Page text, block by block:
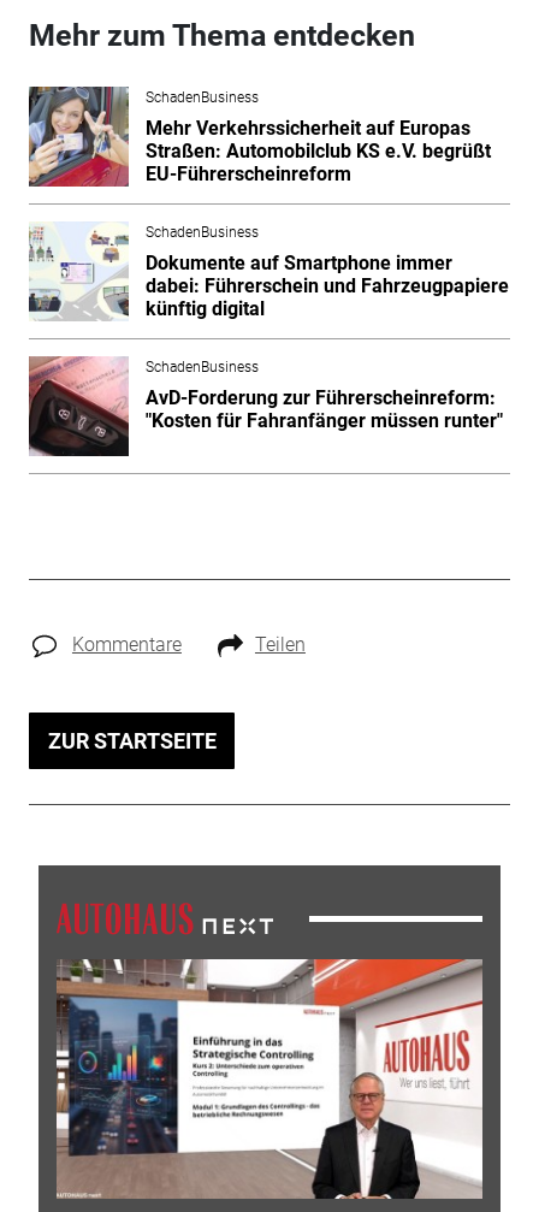
Mehr zum Thema entdecken
SchadenBusiness
Mehr Verkehrssicherheit auf Europas
Straßen: Automobilclub KS e.V. begrüßt
EU-Führerscheinreform
SchadenBusiness
Dokumente auf Smartphone immer
dabei: Führerschein und Fahrzeugpapiere
künftig digital
SchadenBusiness
AvD-Forderung zur Führerscheinreform:
"Kosten für Fahranfänger müssen runter"
Kommentare Teilen
ZUR STARTSEITE